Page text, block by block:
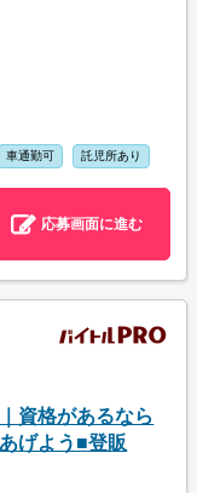
車通勤可 託児所あり
応募画面に進む
資格があるなら
げよう■登販